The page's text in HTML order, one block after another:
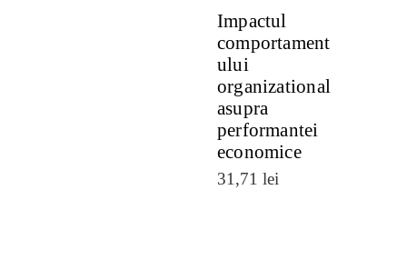
Impactul
comportament
ului
organizational
asupra
performantei
economice
31,71 lei